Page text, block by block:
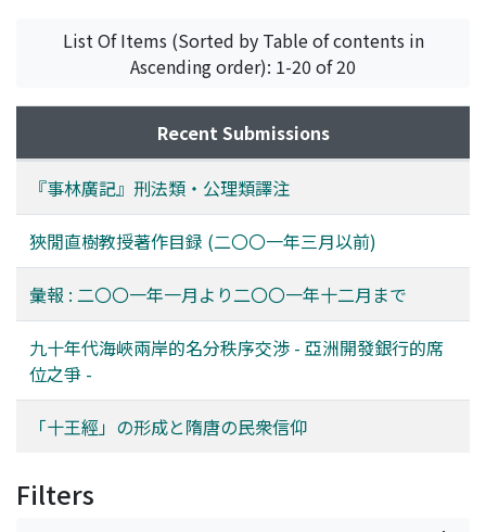
List Of Items (Sorted by Table of contents in
Ascending order): 1-20 of 20
Recent Submissions
『事林廣記』刑法類・公理類譯注
狹閒直樹教授著作目録 (二〇〇一年三月以前)
彙報 : 二〇〇一年一月より二〇〇一年十二月まで
九十年代海峽兩岸的名分秩序交渉 - 亞洲開發銀行的席
位之爭 -
「十王經」の形成と隋唐の民衆信仰
Filters